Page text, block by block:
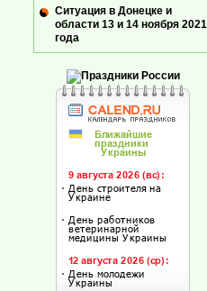
Ситуация в Донецке и
области 13 и 14 ноября 2021
года